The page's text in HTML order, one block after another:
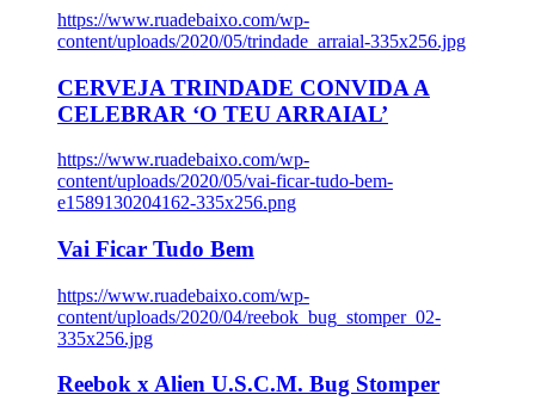
https://www.ruadebaixo.com/wp-
content/uploads/2020/05/trindade_arraial-335x256.jpg
CERVEJA TRINDADE CONVIDA A
CELEBRAR ‘O TEU ARRAIAL’
https://www.ruadebaixo.com/wp-
content/uploads/2020/05/vai-ficar-tudo-bem-
e1589130204162-335x256.png
Vai Ficar Tudo Bem
https://www.ruadebaixo.com/wp-
content/uploads/2020/04/reebok_bug_stomper_02-
335x256.jpg
Reebok x Alien U.S.C.M. Bug Stomper